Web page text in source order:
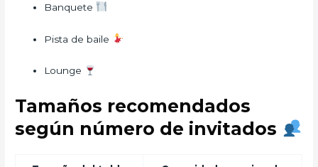
Banquete
Pista de baile
Lounge
Tamaños recomendados
según número de invitados